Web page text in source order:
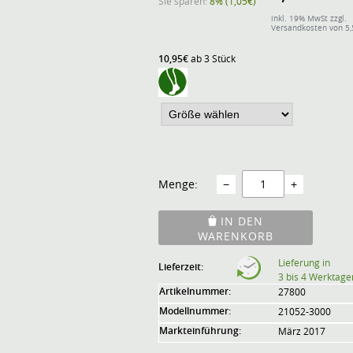
inkl. 19% MwSt zzgl.
Versandkosten von
Menge: − +
IN DEN
WARENKORB
10,95€ab 3 Stück
Lieferzeit:
Lieferung in
3 bis 4
Artikelnummer: 27800
Modellnummer: 21052-3000
Markteinführung: März 2017